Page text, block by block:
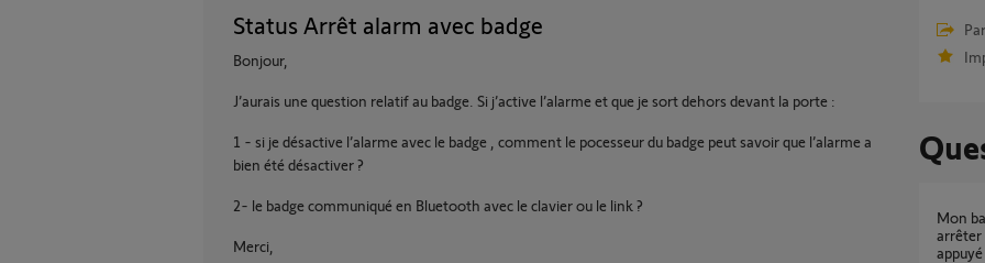
Status Arrêt alarm avec badge
Bonjour,
J’aurais une question relatif au badge. Si j’active l’alarme et que je sort dehors devant la porte :
1 - si je désactive l’alarme avec le badge , comment le pocesseur du badge peut savoir que l’alarme a
bien été désactiver ?
2- le badge communiqué en Bluetooth avec le clavier ou le link ?
Merci,
Mon badge est inopérant quand je veux
arrêter